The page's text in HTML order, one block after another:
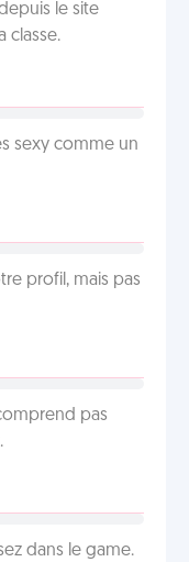
le site
classe.
sexy comme un
profil, mais pas
pas
dans le game.